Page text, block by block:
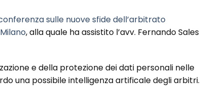
sulle nuove sfide dell’arbitrato
, alla quale ha assistito l’avv. Fernando Sales
e della protezione dei dati personali nelle
una possibile intelligenza artificale degli arbitri.